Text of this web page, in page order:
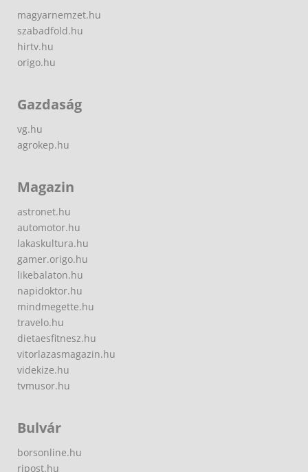
magyarnemzet.hu
szabadfold.hu
hirtv.hu
origo.hu
Gazdaság
vg.hu
agrokep.hu
Magazin
astronet.hu
automotor.hu
lakaskultura.hu
gamer.origo.hu
likebalaton.hu
napidoktor.hu
mindmegette.hu
travelo.hu
dietaesfitnesz.hu
vitorlazasmagazin.hu
videkize.hu
tvmusor.hu
Bulvár
borsonline.hu
ripost.hu